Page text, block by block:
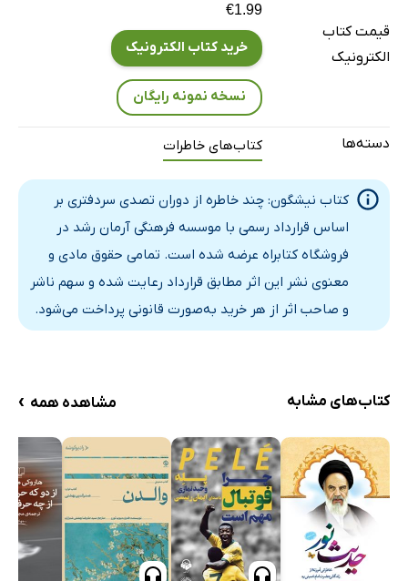
قیمت کتاب
الکترونیک
€1.99
خرید کتاب الکترونیک
نسخه نمونه رایگان
دسته‌ها کتاب‌های خاطرات
کتاب نیشگون: چند خاطره از دوران تصدی سردفتری بر
اساس قرارداد رسمی با موسسه فرهنگی آرمان رشد در
فروشگاه کتابراه عرضه شده است. تمامی حقوق مادی و
معنوی نشر این اثر مطابق قرارداد رعایت شده و سهم ناشر
و صاحب اثر از هر خرید به‌صورت قانونی پرداخت می‌شود.
کتاب‌های مشابه مشاهده همه ›